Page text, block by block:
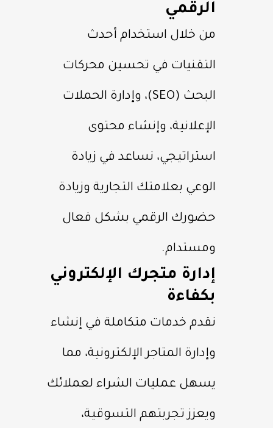
الرقمي
من خلال استخدام أحدث
التقنيات في تحسين محركات
البحث (SEO)، وإدارة الحملات
الإعلانية، وإنشاء محتوى
استراتيجي، نساعد في زيادة
الوعي بعلامتك التجارية وزيادة
حضورك الرقمي بشكل فعال
ومستدام.
إدارة متجرك الإلكتروني
بكفاءة
نقدم خدمات متكاملة في إنشاء
وإدارة المتاجر الإلكترونية، مما
يسهل عمليات الشراء لعملائك
ويعزز تجربتهم التسوقية،